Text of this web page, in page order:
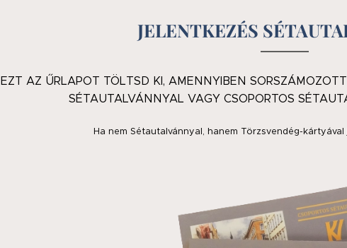
JELENTKEZÉS
EZT AZ ŰRLAPOT TÖLTSD KI, AMENNYIBEN
SÉTAUTALVÁNNYAL VAGY CSOPORTOS
Ha nem Sétautalvánnyal, hanem Törzsvendég-